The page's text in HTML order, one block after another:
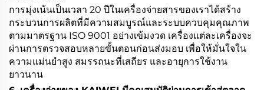
การมุ่งเน้นเป็นเวลา 20 ปีในเครื่องจ่ายสารของเราได้สร้าง
กระบวนการผลิตที่มีความสมบูรณ์และระบบควบคุมคุณภาพ
ตามมาตรฐาน ISO 9001 อย่างเข้มงวด เครื่องแต่ละเครื่องจะ
ผ่านการตรวจสอบหลายขั้นตอนก่อนส่งมอบ เพื่อให้มั่นใจใน
ความแม่นยำสูง สมรรถนะที่เสถียร และอายุการใช้งาน
ยาวนาน